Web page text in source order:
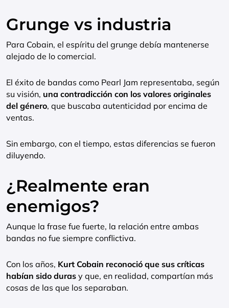
Grunge vs industria
Para Cobain, el espíritu del grunge debía mantenerse
alejado de lo comercial.
El éxito de bandas como Pearl Jam representaba, según
su visión, una contradicción con los valores originales
del género, que buscaba autenticidad por encima de
ventas.
Sin embargo, con el tiempo, estas diferencias se fueron
diluyendo.
¿Realmente eran
enemigos?
Aunque la frase fue fuerte, la relación entre ambas
bandas no fue siempre conflictiva.
Con los años, Kurt Cobain reconoció que sus críticas
habían sido duras y que, en realidad, compartían más
cosas de las que los separaban.